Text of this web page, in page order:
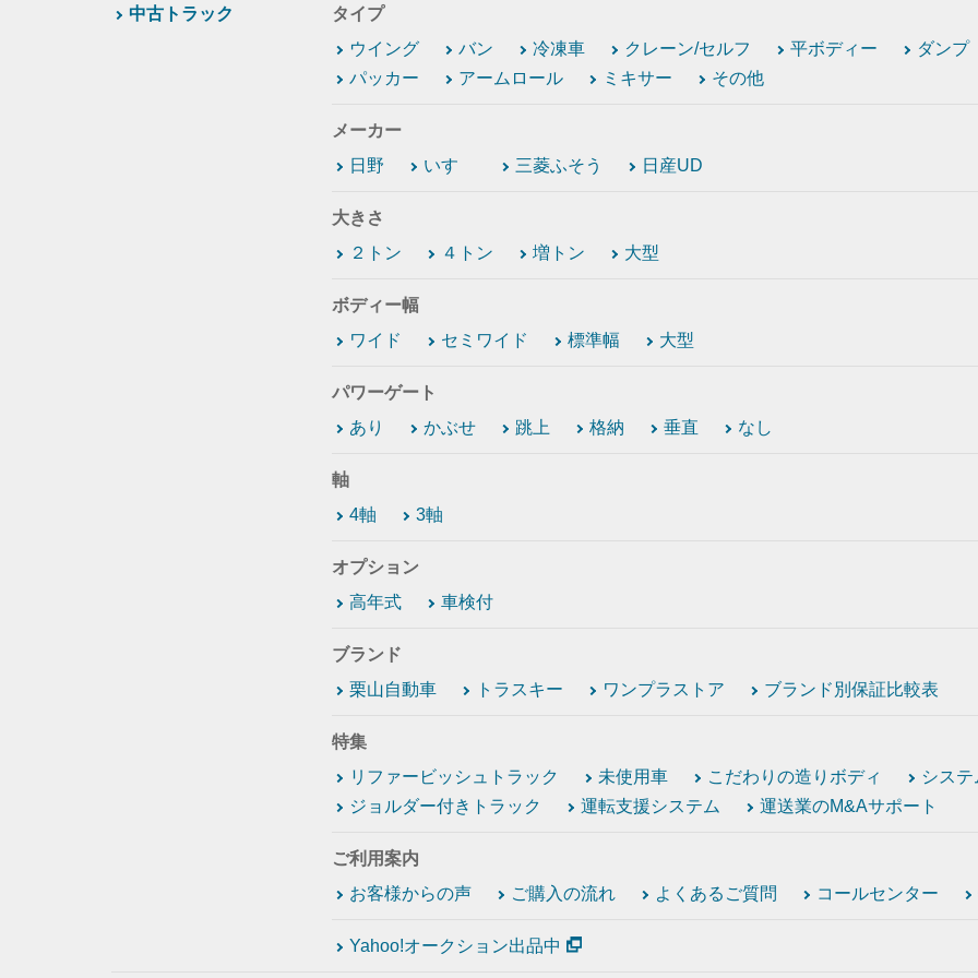
中古トラック
タイプ
ウイング
バン 冷凍車 クレーン/セルフ 平ボディー ダンプ
パッカー
アームロール ミキサー その他
メーカー
日野
いすゞ 三菱ふそう 日産UD
大きさ
２トン
４トン 増トン 大型
ボディー幅
ワイド
セミワイド 標準幅 大型
パワーゲート
あり
かぶせ 跳上 格納 垂直 なし
軸
4軸
3軸
オプション
高年式
車検付
ブランド
栗山自動車
トラスキー ワンプラストア ブランド別保証比較表
特集
リファービッシュトラック
未使用車 こだわりの造りボディ
シス
ジョルダー付きトラック
運転支援システム 運送業のM&Aサポート
ご利用案内
お客様からの声
ご購入の流れ よくあるご質問 コールセンター
Yahoo!オークション出品中